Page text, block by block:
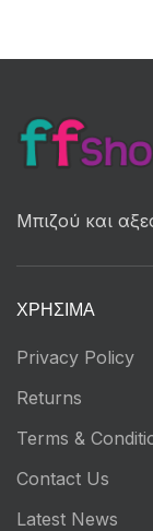
Μπιζού και
ΧΡΉΣΙΜΑ
Privacy Policy
Returns
Terms &
Contact Us
Latest News